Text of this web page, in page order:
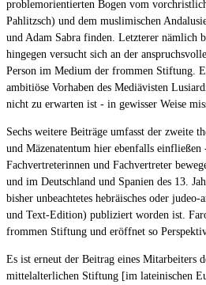
problemorientierten Bogen vom
Pahlitzsch) und dem muslimischen
und Adam Sabra finden. Letzterer nämlich
hingegen versucht sich an der
Person im Medium der frommen Stiftung.
ambitiöse Vorhaben des Mediävisten
nicht zu erwarten ist - in gewisser Weise
Sechs weitere Beiträge umfasst der zweite
und Mäzenatentum hier ebenfalls
Fachvertreterinnen und Fachvertreter
und im Deutschland und Spanien des 13.
bisher unbeachtetes hebräisches oder
und Text-Edition) publiziert worden ist.
frommen Stiftung und eröffnet so
Es ist erneut der Beitrag eines Mitarbeiters
mittelalterlichen Stiftung [im lateinischen